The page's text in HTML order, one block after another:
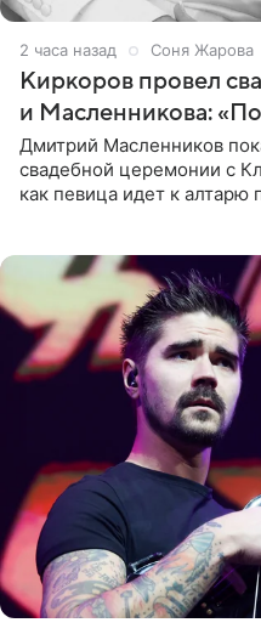
2 часа назад Соня Жарова
Киркоров провел
и Масленникова:
Дмитрий Масленников
свадебной церемонии с
как певица идет к